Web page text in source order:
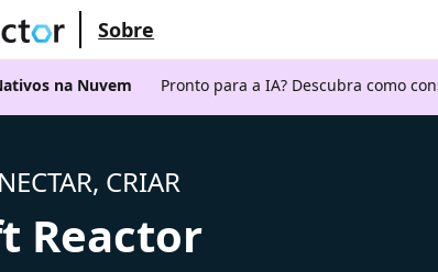
Sobre
na Nuvem Pronto para a IA? Descubra como
CRIAR
Reactor